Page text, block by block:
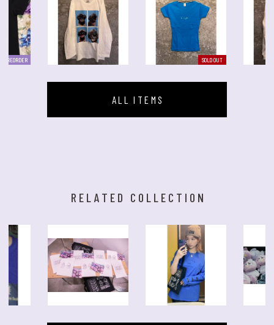
PREORDER SOLD OUT
ALL ITEMS
RELATED COLLECTION